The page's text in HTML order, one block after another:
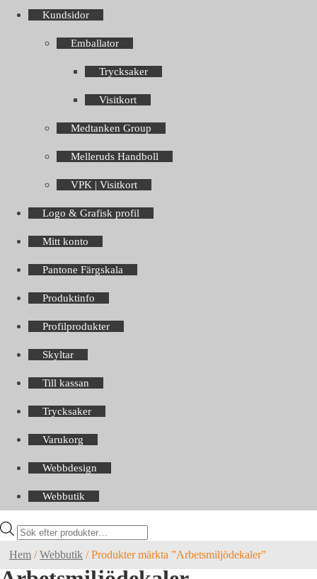
Kundsidor
Emballator
Trycksaker
Visitkort
Medtanken Group
Melleruds Handboll
VPK | Visitkort
Logo & Grafisk profil
Mitt konto
Pantone Färgskala
Produktinfo
Profilprodukter
Skyltar
Till kassan
Trycksaker
Varukorg
Webbdesign
Webbutik
Products
Hem /Webbutik /Produkter märkta ”Arbetsmiljödekaler”